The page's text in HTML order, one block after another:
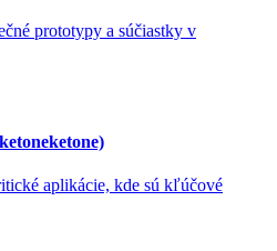
prototypy a súčiastky v
aplikácie, kde sú kľúčové